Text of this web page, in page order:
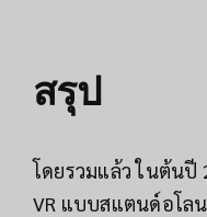
สรุป
โดยรวมแล้ว ในต้นปี
VR แบบสแตนด์อโล